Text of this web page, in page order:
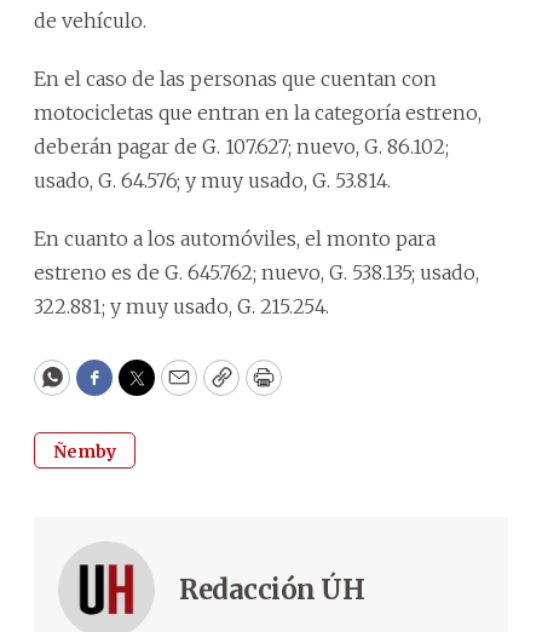
de vehículo.
En el caso de las personas que cuentan con
motocicletas que entran en la categoría estreno,
deberán pagar de G. 107.627; nuevo, G. 86.102;
usado, G. 64.576; y muy usado, G. 53.814.
En cuanto a los automóviles, el monto para
estreno es de G. 645.762; nuevo, G. 538.135; usado,
322.881; y muy usado, G. 215.254.
WhatsApp
Facebook
Twitter
EmailCopyPrint
Ñemby
Redacción ÚH